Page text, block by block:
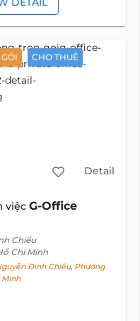
CHO THUÊ
Detail
việc G-Office
Chiểu
Chí Minh
Đình Chiểu, Phường
Minh